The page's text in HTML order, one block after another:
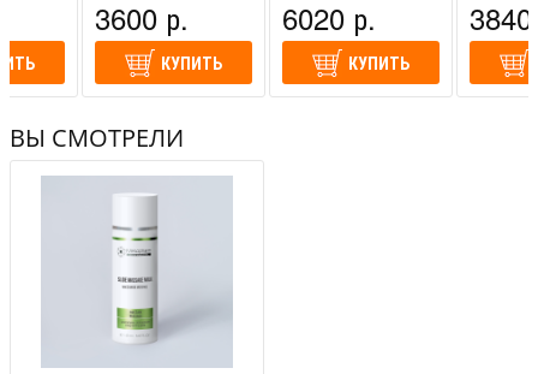
(Россия)
3600 р.
КУПИТЬ
(Россия)
6020 р.
КУПИТЬ
(Россия)
ВЫ СМОТРЕЛИ